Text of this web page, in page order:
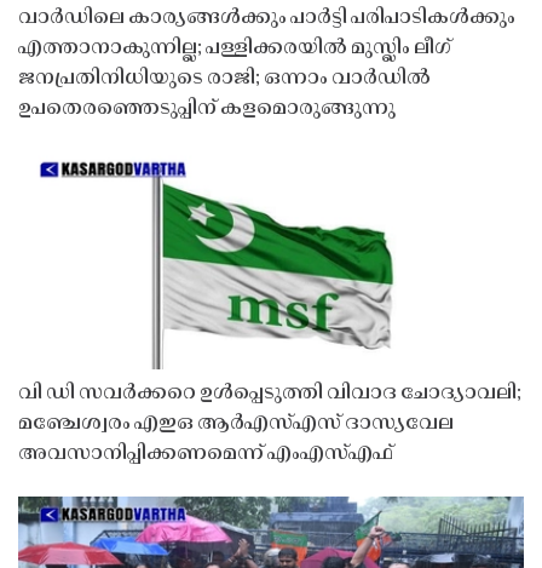
വാർഡിലെ കാര്യങ്ങൾക്കും പാർട്ടി പരിപാടികൾക്കും
എത്താനാകുന്നില്ല; പള്ളിക്കരയിൽ മുസ്ലിം ലീഗ്
ജനപ്രതിനിധിയുടെ രാജി; ഒന്നാം വാർഡിൽ
ഉപതെരഞ്ഞെടുപ്പിന് കളമൊരുങ്ങുന്നു
വി ഡി സവർക്കറെ ഉൾപ്പെടുത്തി വിവാദ ചോദ്യാവലി;
മഞ്ചേശ്വരം എഇഒ ആർഎസ്എസ് ദാസ്യവേല
അവസാനിപ്പിക്കണമെന്ന് എംഎസ്എഫ്